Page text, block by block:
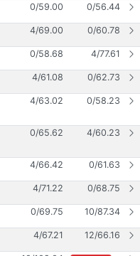
0/59.00 0/56.44
4/69.00 0/60.78
0/58.68 4/77.61
4/61.08 0/62.73
4/63.02 0/58.23
0/65.62 4/60.23
4/66.42 0/61.63
4/71.22 0/68.75
0/69.75 10/87.34
4/67.21 12/66.16